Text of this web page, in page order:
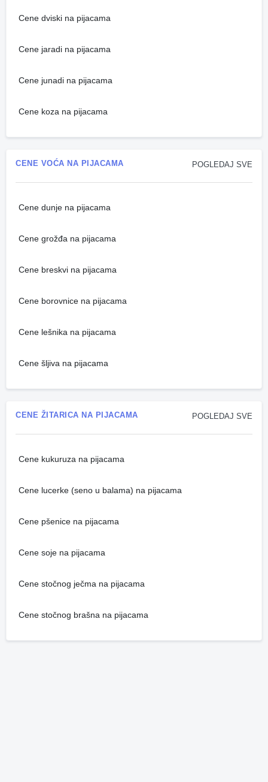
Cene dviski na pijacama
Cene jaradi na pijacama
Cene junadi na pijacama
Cene koza na pijacama
POGLEDAJ SVE
CENE VOĆA NA PIJACAMA
Cene dunje na pijacama
Cene grožđa na pijacama
Cene breskvi na pijacama
Cene borovnice na pijacama
Cene lešnika na pijacama
Cene šljiva na pijacama
POGLEDAJ SVE
CENE ŽITARICA NA PIJACAMA
Cene kukuruza na pijacama
Cene lucerke (seno u balama) na pijacama
Cene pšenice na pijacama
Cene soje na pijacama
Cene stočnog ječma na pijacama
Cene stočnog brašna na pijacama